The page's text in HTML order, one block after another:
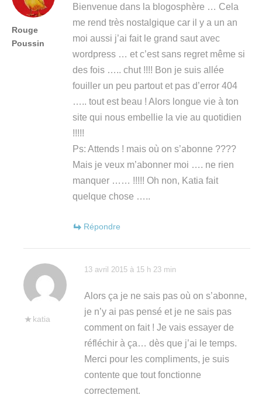
Rouge
Poussin
Bienvenue dans la blogosphère … Cela
me rend très nostalgique car il y a un an
moi aussi j’ai fait le grand saut avec
wordpress … et c’est sans regret même si
des fois ….. chut !!!! Bon je suis allée
fouiller un peu partout et pas d’error 404
….. tout est beau ! Alors longue vie à ton
site qui nous embellie la vie au quotidien
!!!!!
Ps: Attends ! mais où on s’abonne ????
Mais je veux m’abonner moi …. ne rien
manquer …… !!!!! Oh non, Katia fait
quelque chose …..
Répondre
katia
13 avril 2015 à 15 h 23 min
Alors ça je ne sais pas où on s’abonne,
je n’y ai pas pensé et je ne sais pas
comment on fait ! Je vais essayer de
réfléchir à ça… dès que j’ai le temps.
Merci pour les compliments, je suis
contente que tout fonctionne
correctement.